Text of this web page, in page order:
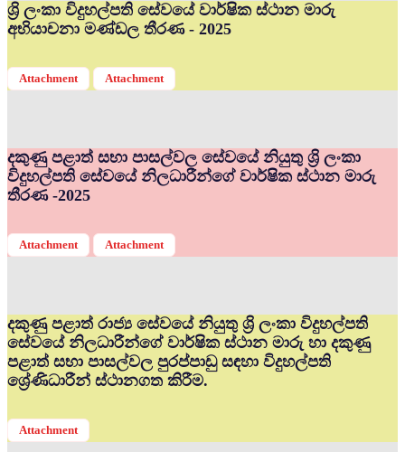
ශ්‍රි ලංකා විදුහල්පති සේවයේ වාර්ෂික ස්ථාන මාරු
අභියාචනා මණ්ඩල තීරණ - 2025
Attachment Attachment
දකුණු පළාත් සභා පාසල්වල සේවයේ නියුතු ශ්‍රි ලංකා
විදුහල්පති සේවයේ නිලධාරීන්ගේ වාර්ෂික ස්ථාන මාරු
තීරණ -2025
Attachment Attachment
දකුණු පළාත් රාජ්‍ය සේවයේ නියුතු ශ්‍රි ලංකා විදුහල්පති
සේවයේ නිලධාරීන්ගේ වාර්ෂික ස්ථාන මාරු හා දකුණු
පළාත් සභා පාසල්වල පුරප්පාඩු සඳහා විදුහල්පති
ශ්‍රේණිධාරීන් ස්ථානගත කිරීම.
Attachment